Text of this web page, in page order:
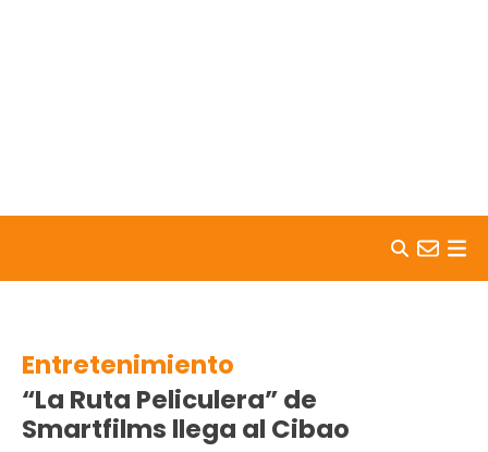
Entretenimiento
“La Ruta Peliculera” de
Smartfilms llega al Cibao